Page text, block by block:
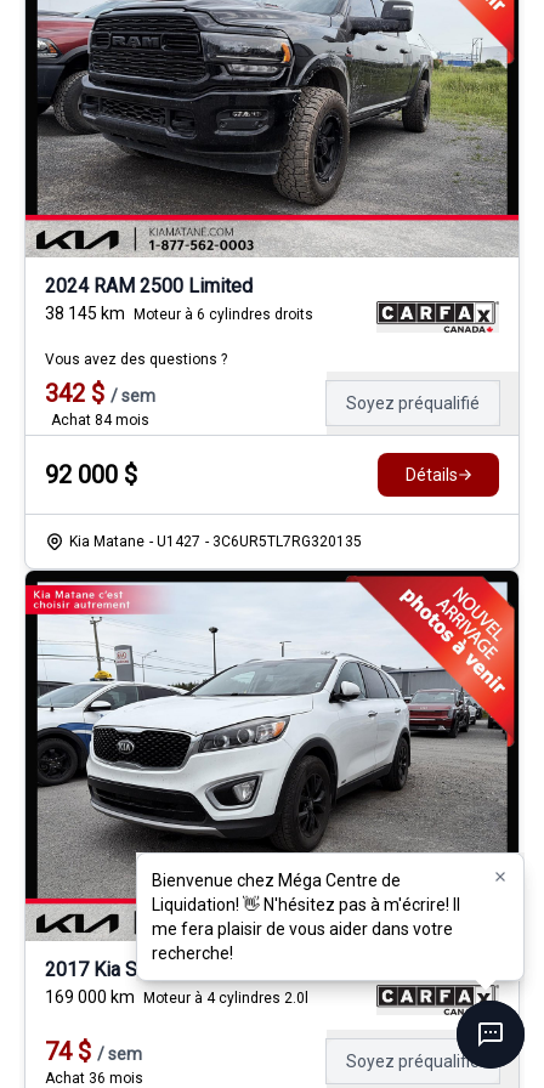
Bienvenue chez Méga Centre de
Liquidation! 👋 N'hésitez pas à m'écrire! Il
me fera plaisir de vous aider dans votre
recherche!
2024 RAM 2500 Limited
38 145 km Moteur à 6 cylindres droits
Vous avez des questions ?
342 $ /sem
Achat 84 mois
Soyez préqualifié
92 000 $ Détails
Kia Matane - U1427 - 3C6UR5TL7RG320135
2017 Kia Sorento
169 000 km Moteur à 4 cylindres 2.0l
74$ /sem
Achat 36 mois
Soyez préqualifié
Bienvenue chez Méga Centre de
Liquidation! 👋 N'hésitez pas à m'écrire! Il
me fera plaisir de vous aider dans votre
recherche!